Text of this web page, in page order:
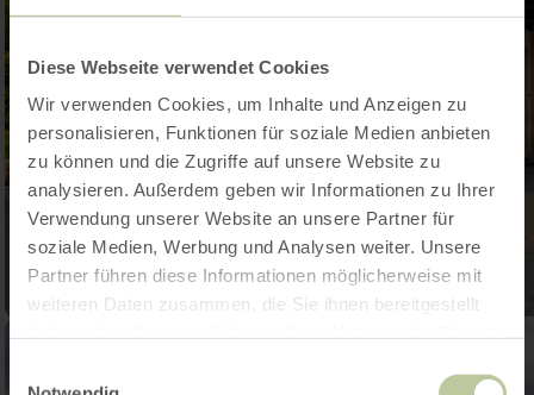
Diese Webseite verwendet Cookies
Wir verwenden Cookies, um Inhalte und Anzeigen zu
personalisieren, Funktionen für soziale Medien anbieten
zu können und die Zugriffe auf unsere Website zu
analysieren. Außerdem geben wir Informationen zu Ihrer
Verwendung unserer Website an unsere Partner für
soziale Medien, Werbung und Analysen weiter. Unsere
Partner führen diese Informationen möglicherweise mit
weiteren Daten zusammen, die Sie ihnen bereitgestellt